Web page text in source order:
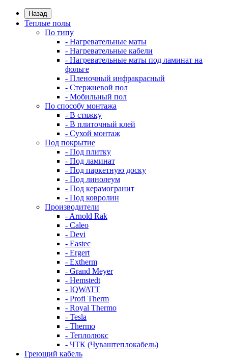
Назад
Теплые полы
По типу
- Нагревательные маты
- Нагревательные кабели
- Нагревательные маты под ламинат на
фольге
- Пленочный инфракрасный
- Стержневой пол
- Мобильный пол
По способу монтажа
- В стяжку
- В плиточный клей
- Сухой монтаж
Под покрытие
- Под плитку
- Под ламинат
- Под паркетную доску
- Под линолеум
- Под керамогранит
- Под ковролин
Производители
- Arnold Rak
- Caleo
- Devi
- Eastec
- Ergert
- Extherm
- Grand Meyer
- Hemstedt
- IQWATT
- Profi Therm
- Royal Thermo
- Tesla
- Thermo
- Теплолюкс
- ЧТК (Чуваштеплокабель)
Греющий кабель